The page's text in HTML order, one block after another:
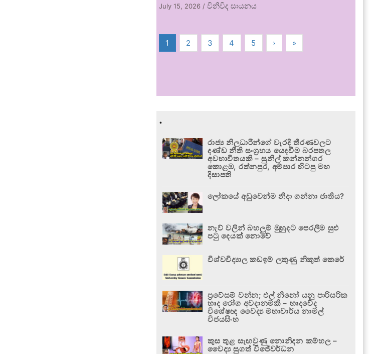
July 15, 2026 /විනිවිද සායනය
1 2 3 4 5 › »
.
රාජ්‍ය නිලධාරීන්ගේ වැරදි තීරණවලට
දණ්ඩ නීති සංග්‍රහය යෙදවීම බරපතල
අවභාවිතයකි – සුනිල් කන්නන්ගර
කොළඹ, රත්නපුර, අම්පාර හිටපු මහ
දිසාපති
ලෝකයේ අඩුවෙන්ම නිදා ගන්නා ජාතිය?
නැව් වලින් බහලුම් මුහුදට පෙරලීම සුළු
පටු දෙයක් නොවේ
විශ්වවිද්‍යාල කඩඉම් ලකුණු නිකුත් කෙරේ
ප්‍රවේසම් වන්න; එල් නිනෝ යනු පාරිසරික
හෘද රෝග අවදානමකි – හෘදවේද
විශේෂඥ වෛද්‍ය මහාචාර්ය නාමල්
විජයසිංහ
කුස තුළ සැඟවුණු නොනිදන කම්හල –
වෛද්‍ය සුගත් විජේවර්ධන